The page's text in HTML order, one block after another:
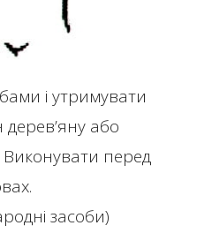
і утримувати
або
перед
засоби)